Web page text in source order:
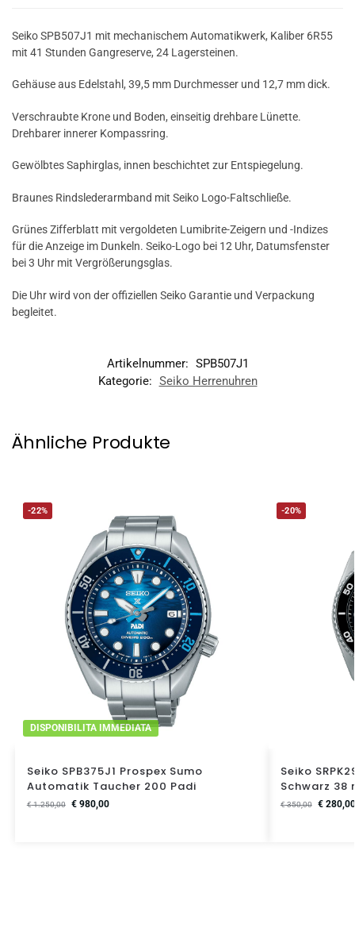
Seiko SPB507J1 mit mechanischem Automatikwerk, Kaliber 6R55
mit 41 Stunden Gangreserve, 24 Lagersteinen.
Gehäuse aus Edelstahl, 39,5 mm Durchmesser und 12,7 mm dick.
Verschraubte Krone und Boden, einseitig drehbare Lünette.
Drehbarer innerer Kompassring.
Gewölbtes Saphirglas, innen beschichtet zur Entspiegelung.
Braunes Rindslederarmband mit Seiko Logo-Faltschließe.
Grünes Zifferblatt mit vergoldeten Lumibrite-Zeigern und -Indizes
für die Anzeige im Dunkeln. Seiko-Logo bei 12 Uhr, Datumsfenster
bei 3 Uhr mit Vergrößerungsglas.
Die Uhr wird von der offiziellen Seiko Garantie und Verpackung
begleitet.
Artikelnummer: SPB507J1
Kategorie: Seiko Herrenuhren
Ähnliche Produkte
-22%
DISPONIBILITA IMMEDIATA
Seiko SPB375J1 Prospex Sumo
Automatik Taucher 200 Padi
€1.250,00 €980,00
-20%
Seiko
Schwarz 38
€350,00 €280,00